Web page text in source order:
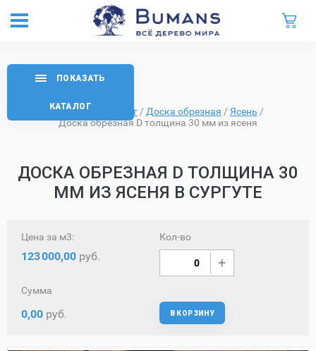
Главная Каталог / Доска обрезная / Ясень /
Доска обрезная D толщина 30 мм из ясеня
ДОСКА ОБРЕЗНАЯ D ТОЛЩИНА 30
ММ ИЗ ЯСЕНЯ В СУРГУТЕ
ПОКАЗАТЬ
КАТАЛОГ
Цена за м3:
123000,00 руб.
Кол-во
Сумма
0,00 руб. В КОРЗИНУ